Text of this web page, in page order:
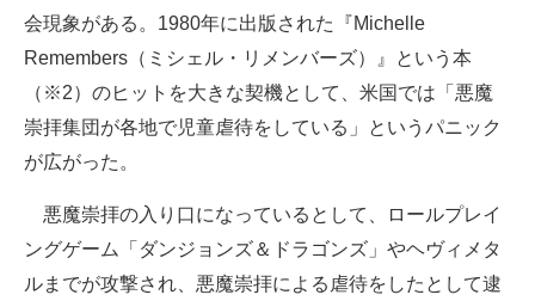
会現象がある。1980年に出版された『Michelle
Remembers（ミシェル・リメンバーズ）』という本
（※2）のヒットを大きな契機として、米国では「悪魔
崇拝集団が各地で児童虐待をしている」というパニック
が広がった。
悪魔崇拝の入り口になっているとして、ロールプレイ
ングゲーム「ダンジョンズ＆ドラゴンズ」やヘヴィメタ
ルまでが攻撃され、悪魔崇拝による虐待をしたとして逮